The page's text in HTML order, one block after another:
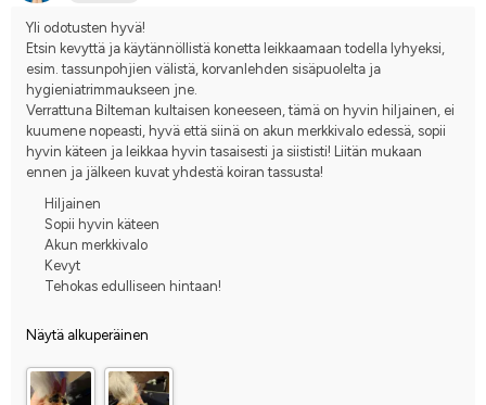
Yli odotusten hyvä!
Etsin kevyttä ja käytännöllistä konetta leikkaamaan todella lyhyeksi,
esim. tassunpohjien välistä, korvanlehden sisäpuolelta ja
hygieniatrimmaukseen jne.
Verrattuna Bilteman kultaisen koneeseen, tämä on hyvin hiljainen, ei
kuumene nopeasti, hyvä että siinä on akun merkkivalo edessä, sopii
hyvin käteen ja leikkaa hyvin tasaisesti ja siististi! Liitän mukaan
ennen ja jälkeen kuvat yhdestä koiran tassusta!
Hiljainen
Sopii hyvin käteen
Akun merkkivalo
Kevyt
Tehokas edulliseen hintaan!
Näytä alkuperäinen